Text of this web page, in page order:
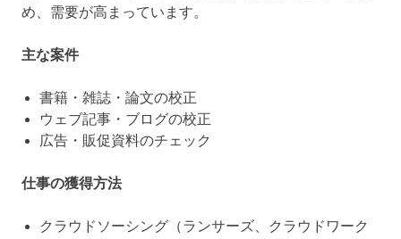
め、需要が高まっています。
主な案件
書籍・雑誌・論文の校正
ウェブ記事・ブログの校正
広告・販促資料のチェック
仕事の獲得方法
クラウドソーシング（ランサーズ、クラウドワーク